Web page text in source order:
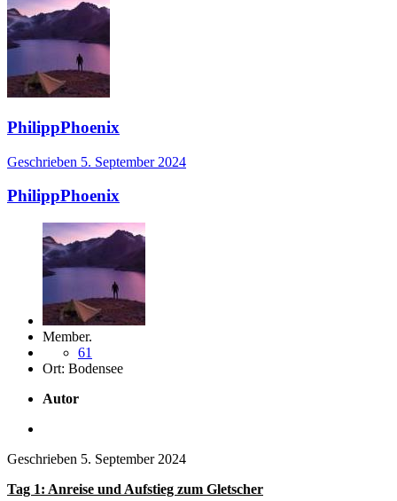
PhilippPhoenix
Geschrieben 5. September 2024
PhilippPhoenix
Member.
61
Ort: Bodensee
Autor
Geschrieben 5. September 2024
Tag 1: Anreise und Aufstieg zum Gletscher